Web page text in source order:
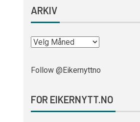
ARKIV
Follow @Eikernyttno
FOR EIKERNYTT.NO